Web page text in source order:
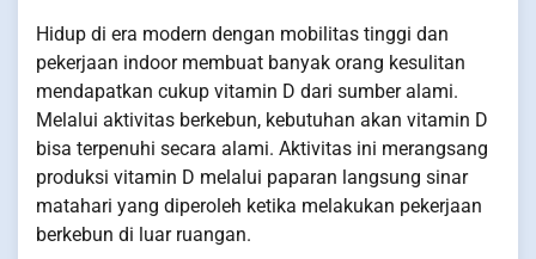
Hidup di era modern dengan mobilitas tinggi dan
pekerjaan indoor membuat banyak orang kesulitan
mendapatkan cukup vitamin D dari sumber alami.
Melalui aktivitas berkebun, kebutuhan akan vitamin D
bisa terpenuhi secara alami. Aktivitas ini merangsang
produksi vitamin D melalui paparan langsung sinar
matahari yang diperoleh ketika melakukan pekerjaan
berkebun di luar ruangan.